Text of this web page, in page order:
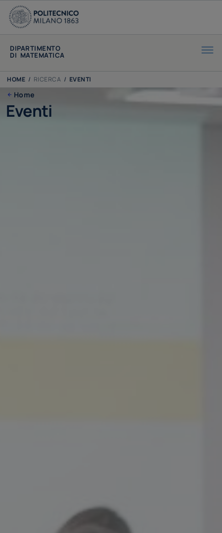
DIPARTIMENTO
DI MATEMATICA
HOME / RICERCA / EVENTI
Home
Eventi